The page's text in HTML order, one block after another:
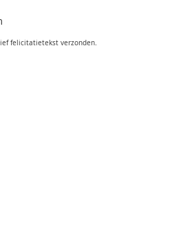
felicitatietekst verzonden.